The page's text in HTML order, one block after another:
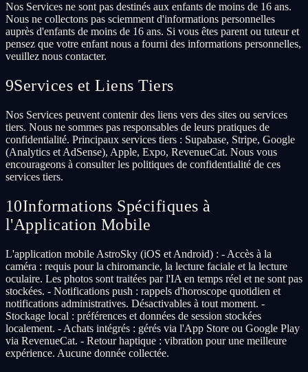
Nos Services ne sont pas destinés aux enfants de moins de 16 ans.
Nous ne collectons pas sciemment d'informations personnelles
auprès d'enfants de moins de 16 ans. Si vous êtes parent ou tuteur et
pensez que votre enfant nous a fourni des informations personnelles,
veuillez nous contacter.
9Services et Liens Tiers
Nos Services peuvent contenir des liens vers des sites ou services
tiers. Nous ne sommes pas responsables de leurs pratiques de
confidentialité. Principaux services tiers : Supabase, Stripe, Google
(Analytics et AdSense), Apple, Expo, RevenueCat. Nous vous
encourageons à consulter les politiques de confidentialité de ces
services tiers.
10Informations Spécifiques à
l'Application Mobile
L'application mobile AstroSky (iOS et Android) : - Accès à la
caméra : requis pour la chiromancie, la lecture faciale et la lecture
oculaire. Les photos sont traitées par l'IA en temps réel et ne sont pas
stockées. - Notifications push : rappels d'horoscope quotidien et
notifications administratives. Désactivables à tout moment. -
Stockage local : préférences et données de session stockées
localement. - Achats intégrés : gérés via l'App Store ou Google Play
via RevenueCat. - Retour haptique : vibration pour une meilleure
expérience. Aucune donnée collectée.